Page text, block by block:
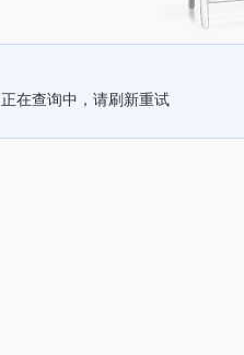
正在查询中，请刷新重试